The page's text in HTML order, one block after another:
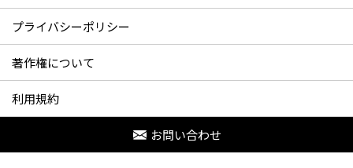
プライバシーポリシー
著作権について
利用規約
お問い合わせ